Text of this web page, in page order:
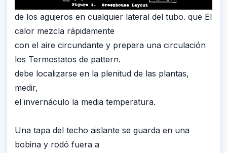
de los agujeros en cualquier lateral del tubo. que El
calor mezcla rápidamente
con el aire circundante y prepara una circulación
los Termostatos de pattern.
debe localizarse en la plenitud de las plantas,
medir,
el invernáculo la media temperatura.
Una tapa del techo aislante se guarda en una
bobina y rodó fuera a